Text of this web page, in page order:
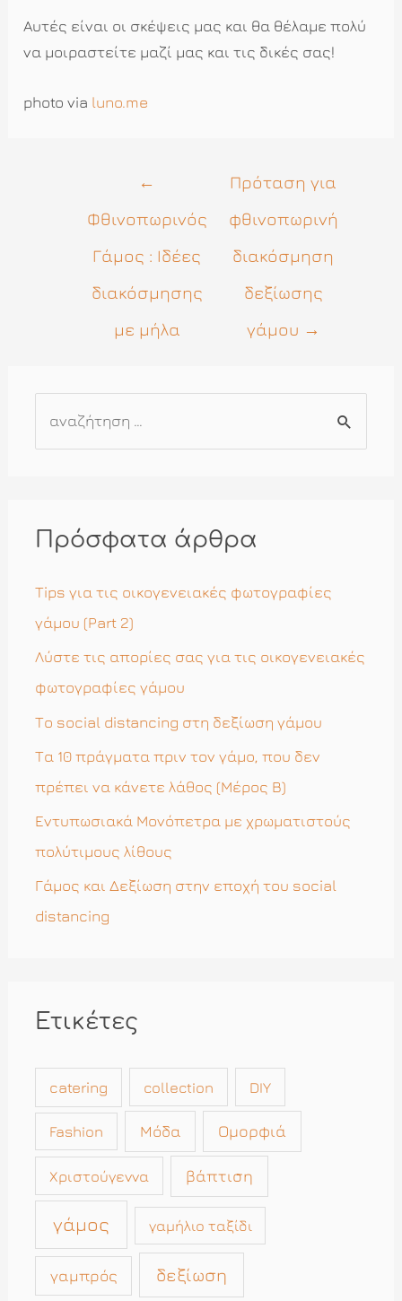
Αυτές είναι οι σκέψεις μας και θα θέλαμε πολύ
να μοιραστείτε μαζί μας και τις δικές σας!
photo via luno.me
←
Φθινοπωρινός
Γάμος : Ιδέες
διακόσμησης
με μήλα
Πρόταση για
φθινοπωρινή
διακόσμηση
δεξίωσης
γάμου →
ή
η
σ
η
γ
Πρόσφατα άρθρα
Tips για τις οικογενειακές φωτογραφίες
γάμου (Part 2)
Λύστε τις απορίες σας για τις οικογενειακές
φωτογραφίες γάμου
Το social distancing στη δεξίωση γάμου
Τα 10 πράγματα πριν τον γάμο, που δεν
πρέπει να κάνετε λάθος (Μέρος Β)
Εντυπωσιακά Μονόπετρα με χρωματιστούς
πολύτιμους λίθους
Γάμος και Δεξίωση στην εποχή του social
distancing
Ετικέτες
catering collection DIY
Fashion Μόδα Ομορφιά
Χριστούγεννα βάπτιση
γάμος γαμήλιο ταξίδι
γαμπρός δεξίωση